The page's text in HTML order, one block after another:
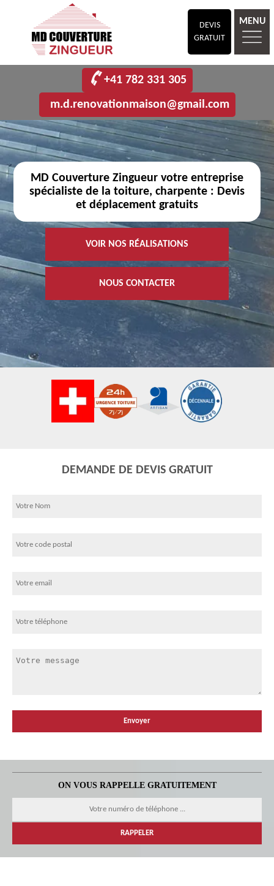
DEVIS
GRATUIT
MENU
+41 782 331 305
m.d.renovationmaison@gmail.com
MD Couverture Zingueur votre entreprise
spécialiste de la toiture, charpente : Devis
et déplacement gratuits
VOIR NOS RÉALISATIONS
NOUS CONTACTER
DEMANDE DE DEVIS GRATUIT
ON VOUS RAPPELLE GRATUITEMENT